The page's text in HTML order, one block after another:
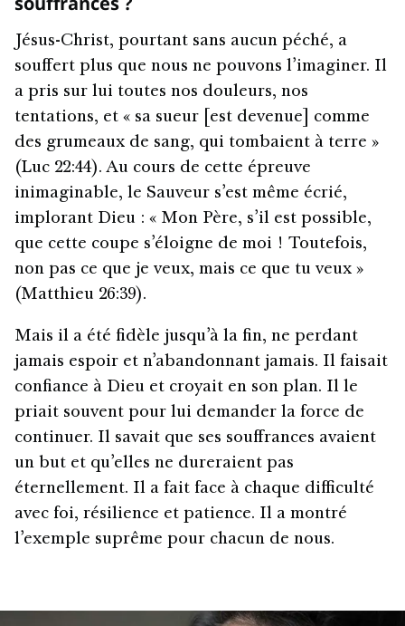
Jésus-Christ, pourtant sans aucun péché, a
souffert plus que nous ne pouvons l’imaginer. Il
a pris sur lui toutes nos douleurs, nos
tentations, et « sa sueur [est devenue] comme
des grumeaux de sang, qui tombaient à terre »
(Luc 22:44). Au cours de cette épreuve
inimaginable, le Sauveur s’est même écrié,
implorant Dieu : « Mon Père, s’il est possible,
que cette coupe s’éloigne de moi ! Toutefois,
non pas ce que je veux, mais ce que tu veux »
(Matthieu 26:39).
Mais il a été fidèle jusqu’à la fin, ne perdant
jamais espoir et n’abandonnant jamais. Il faisait
confiance à Dieu et croyait en son plan. Il le
priait souvent pour lui demander la force de
continuer. Il savait que ses souffrances avaient
un but et qu’elles ne dureraient pas
éternellement. Il a fait face à chaque difficulté
avec foi, résilience et patience. Il a montré
l’exemple suprême pour chacun de nous.